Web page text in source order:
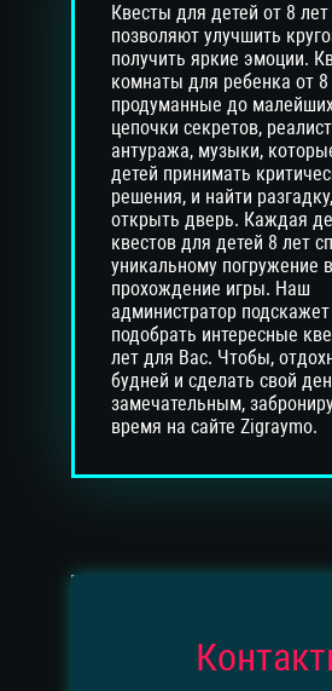
Квесты для детей от 8
позволяют улучшить
получить яркие эмоции.
комнаты для ребенка от 8
продуманные до
цепочки секретов,
антуража, музыки,
детей принимать
решения, и найти
открыть дверь. Каждая
квестов для детей 8 лет
уникальному погружение в
прохождение игры. Наш
администратор
подобрать интересные
лет для Вас. Чтобы,
будней и сделать свой
замечательным,
время на сайте Zigraymo.